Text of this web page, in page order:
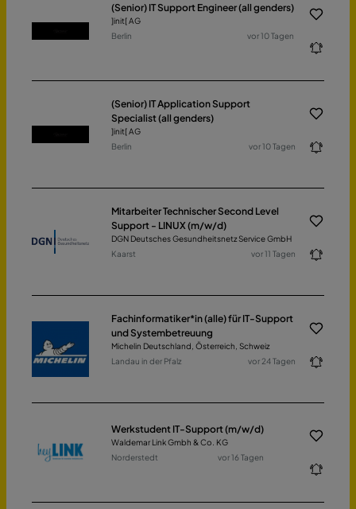
(Senior) IT Support Engineer (all genders)
]init[ AG
Berlin
vor 10 Tagen
(Senior) IT Application Support
Specialist (all genders)
]init[ AG
Berlin
vor 10 Tagen
Mitarbeiter Technischer Second Level
Support - LINUX (m/w/d)
DGN Deutsches Gesundheitsnetz Service GmbH
Kaarst
vor 11 Tagen
Fachinformatiker*in (alle) für IT-Support
und Systembetreuung
Michelin Deutschland, Österreich, Schweiz
Landau in der Pfalz
vor 24 Tagen
Werkstudent IT-Support (m/w/d)
Waldemar Link Gmbh & Co. KG
Norderstedt
vor 16 Tagen